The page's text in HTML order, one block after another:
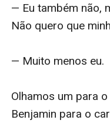
— Eu também não,
Não quero que
— Muito menos eu.
Olhamos um para
Benjamin para o